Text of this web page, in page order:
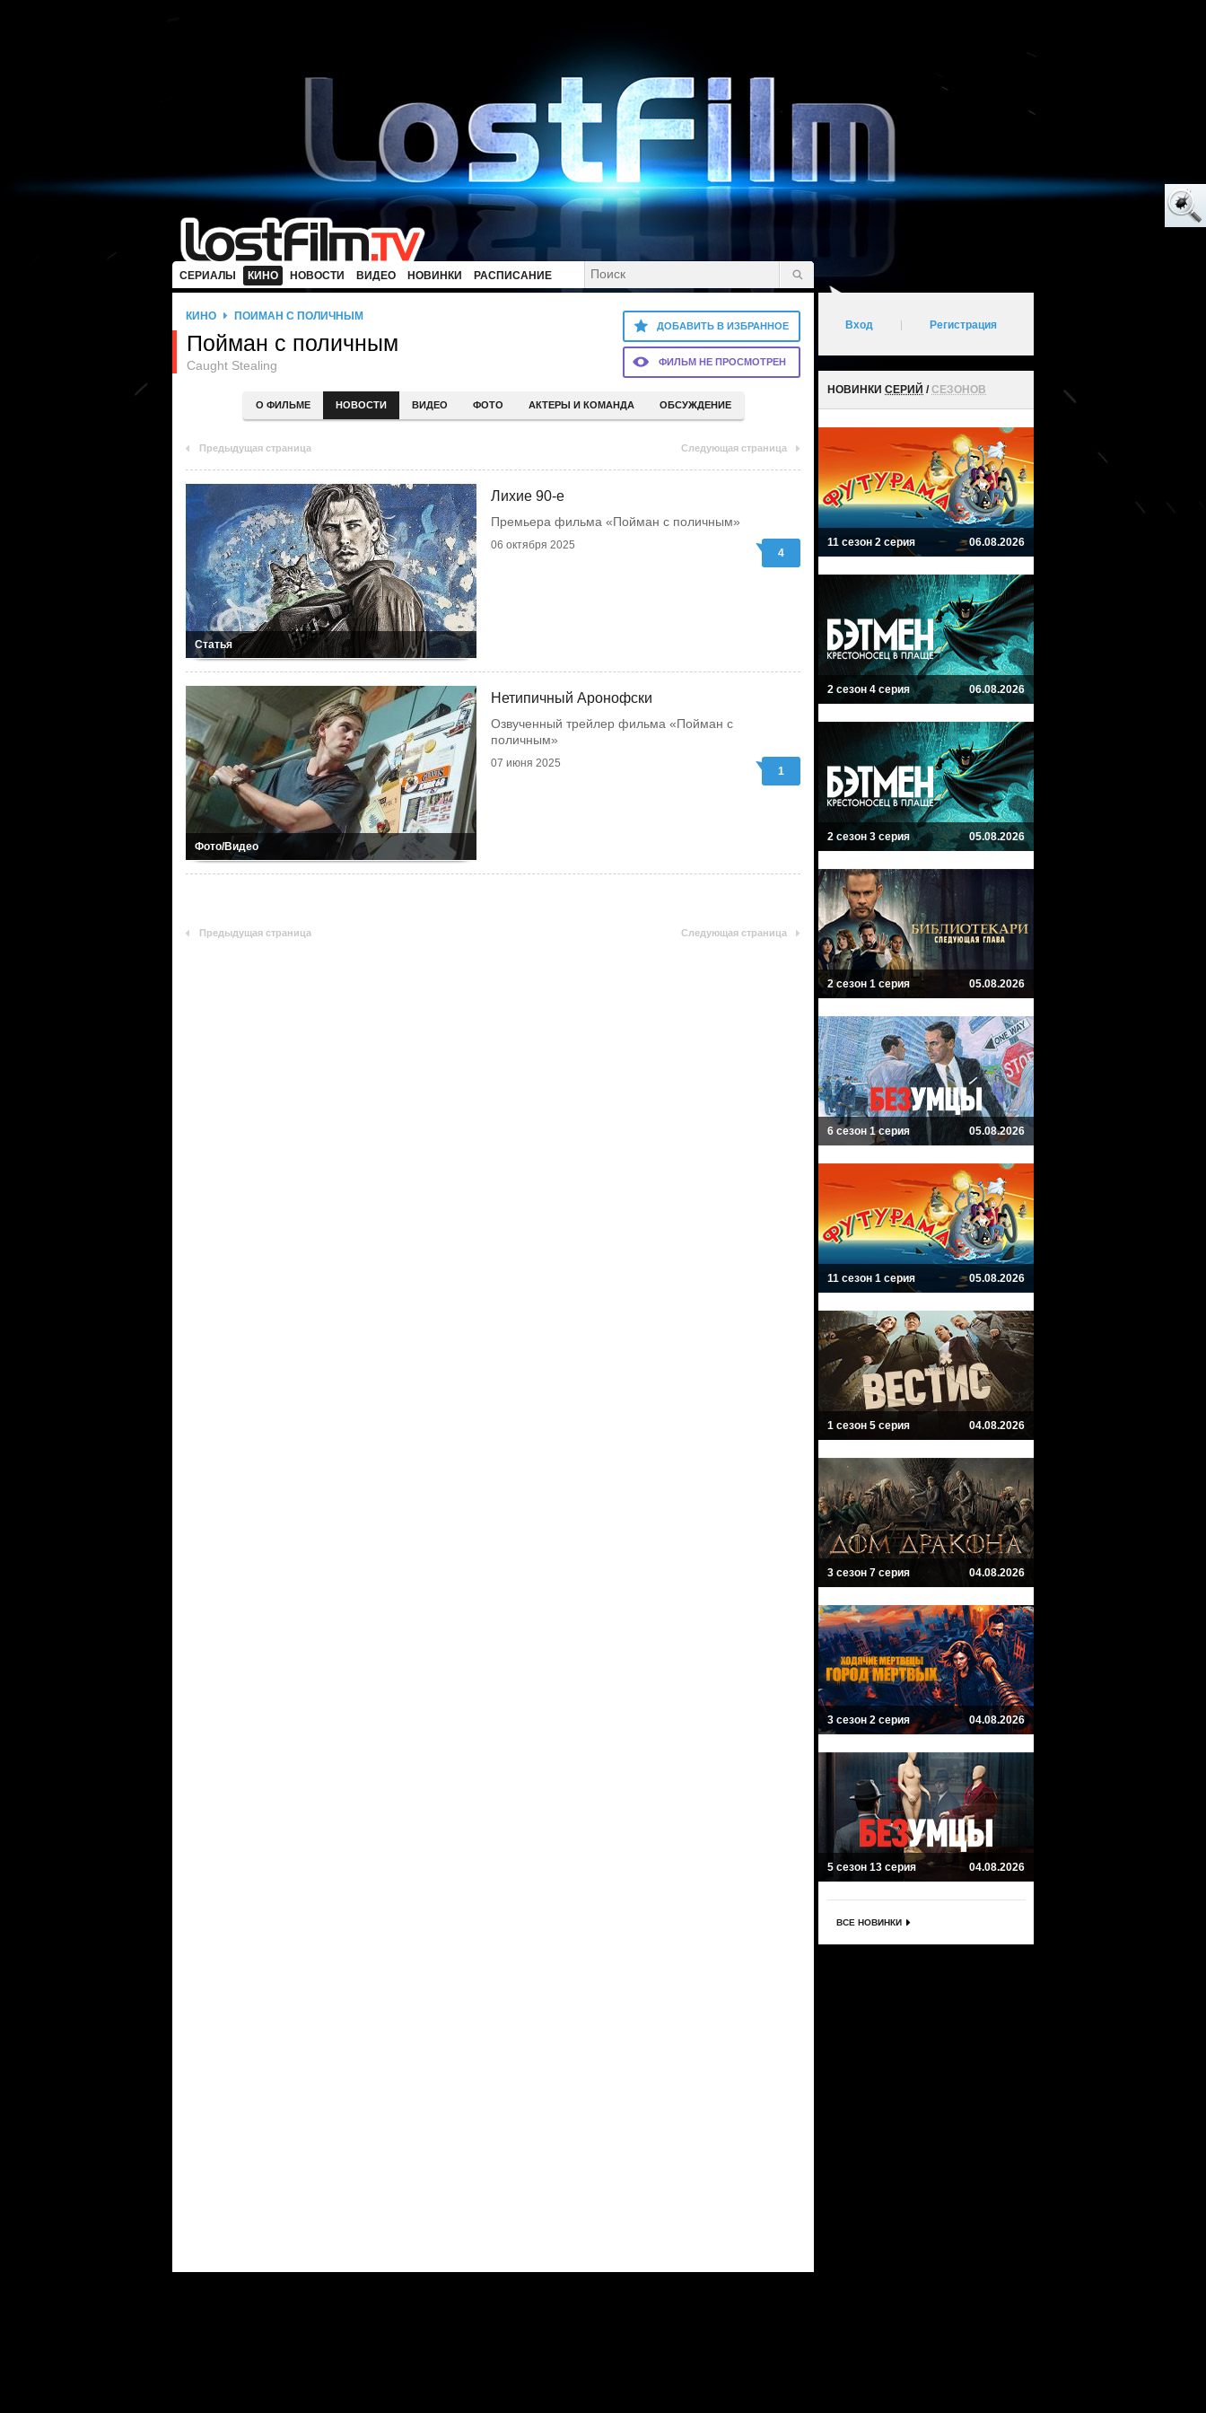
СЕРИАЛЫ КИНО НОВОСТИ ВИДЕО НОВИНКИ РАСПИСАНИЕ
ДОБАВИТЬ В ИЗБРАННОЕ
ФИЛЬМ НЕ ПРОСМОТРЕН
КИНО ПОЙМАН С ПОЛИЧНЫМ
Пойман с поличным
Caught Stealing
О ФИЛЬМЕ НОВОСТИ ВИДЕО ФОТО АКТЕРЫ И КОМАНДА ОБСУЖДЕНИЕ
Предыдущая страница Следующая страница
Статья
Лихие 90-е
Премьера фильма «Пойман с поличным»
06 октября 2025
4
Фото/Видео
Нетипичный Аронофски
Озвученный трейлер фильма «Пойман с
поличным»
07 июня 2025
1
Предыдущая страница Следующая страница
Вход Регистрация
НОВИНКИ СЕРИЙ /СЕЗОНОВ
11 сезон 2 серия 06.08.2026
2 сезон 4 серия 06.08.2026
2 сезон 3 серия 05.08.2026
2 сезон 1 серия 05.08.2026
6 сезон 1 серия 05.08.2026
11 сезон 1 серия 05.08.2026
1 сезон 5 серия 04.08.2026
3 сезон 7 серия 04.08.2026
3 сезон 2 серия 04.08.2026
5 сезон 13 серия 04.08.2026
ВСЕ НОВИНКИ